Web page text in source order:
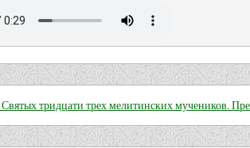
тридцати трех мелитинских мучеников.